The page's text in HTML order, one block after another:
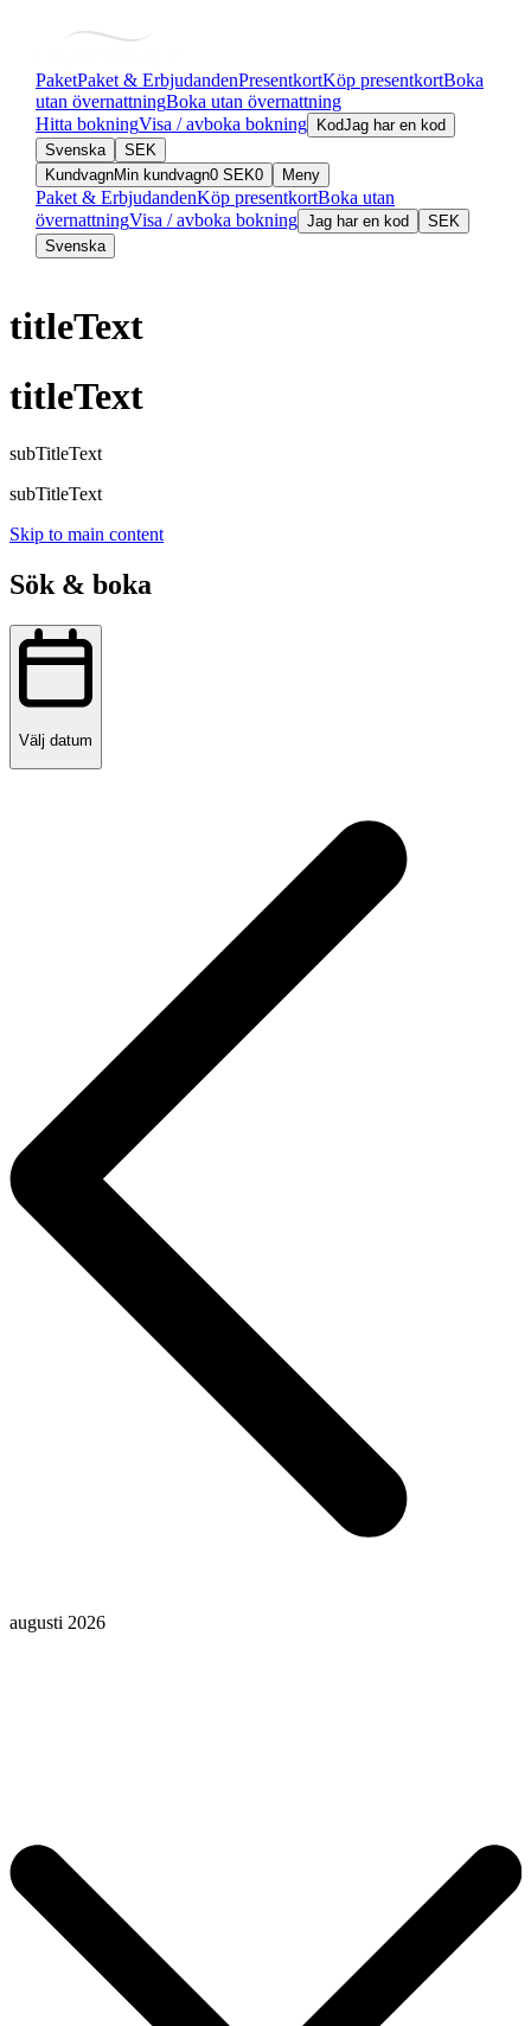
PaketPaket & ErbjudandenPresentkortKöp presentkortBoka
utan övernattningBoka utan övernattning
Hitta bokningVisa / avboka bokning KodJag har en kod
Svenska
SEK
KundvagnMin kundvagn0 SEK0 Meny
Paket & ErbjudandenKöp presentkortBoka utan
övernattningVisa / avboka bokning Jag har en kod
SEK
Svenska
titleText
titleText
subTitleText
subTitleText
Skip to main content
Sök & boka
Välj datum
augusti 2026